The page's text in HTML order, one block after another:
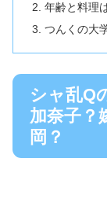
年齢と料理
つんくの大
シャ乱Q
加奈子？
岡？